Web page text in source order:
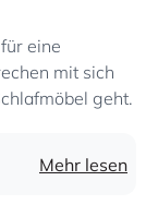
eine
mit sich
geht.
Mehr lesen